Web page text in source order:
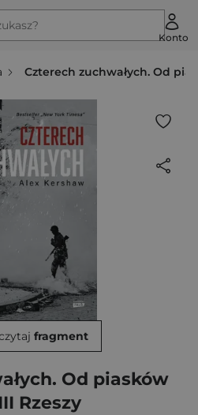
Konto
Czterech zuchwałych. Od
Od piasków
Rzeszy
fragment